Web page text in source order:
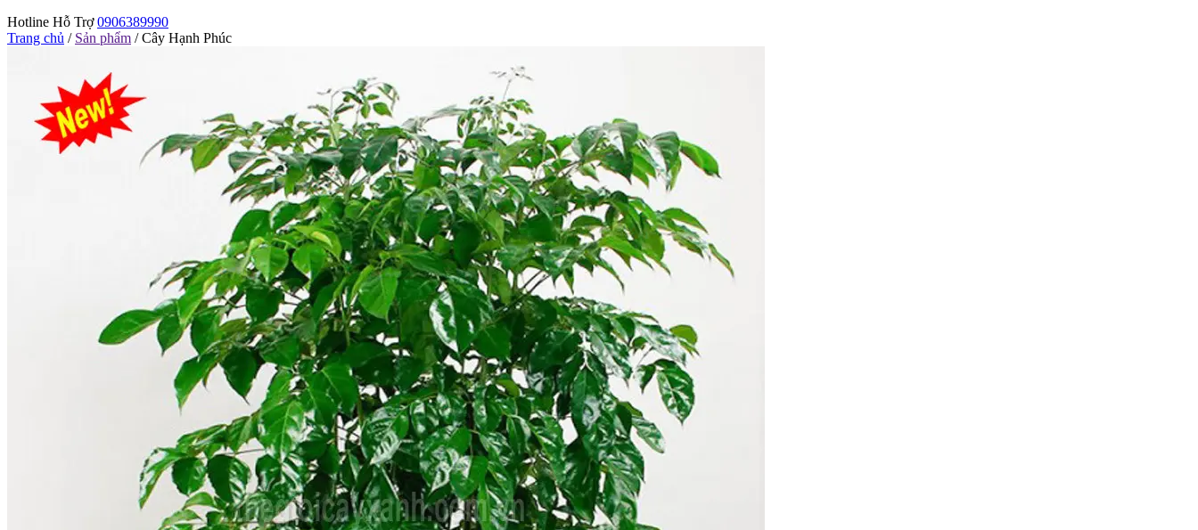
Hotline Hỗ Trợ 0906389990
Trang chủ / Sản phẩm / Cây Hạnh Phúc